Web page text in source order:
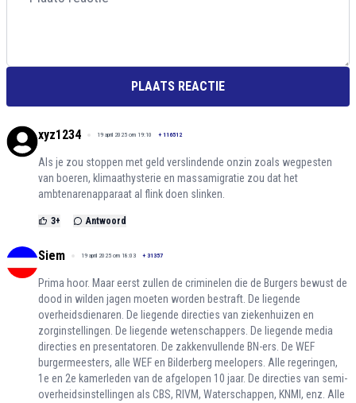
PLAATS REACTIE
xyz1234 19 april 2025 om 19:10 + 116512
Als je zou stoppen met geld verslindende onzin zoals wegpesten
van boeren, klimaathysterie en massamigratie zou dat het
ambtenarenapparaat al flink doen slinken.
3+ Antwoord
Siem 19 april 2025 om 18:03 + 31357
Prima hoor. Maar eerst zullen de criminelen die de Burgers bewust de
dood in wilden jagen moeten worden bestraft. De liegende
overheidsdienaren. De liegende directies van ziekenhuizen en
zorginstellingen. De liegende wetenschappers. De liegende media
directies en presentatoren. De zakkenvullende BN-ers. De WEF
burgermeesters, alle WEF en Bilderberg meelopers. Alle regeringen,
1e en 2e kamerleden van de afgelopen 10 jaar. De directies van semi-
overheidsinstellingen als CBS, RIVM, Waterschappen, KNMI, enz. Alle